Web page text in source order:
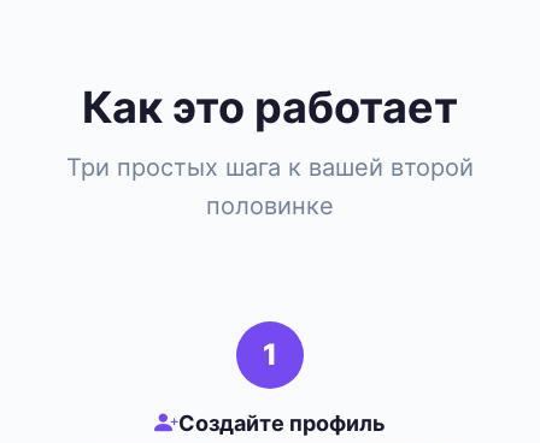
Как это работает
Три простых шага к вашей второй
половинке
1
Создайте профиль